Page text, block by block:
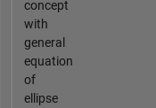
concept
with
general
equation
of
ellipse